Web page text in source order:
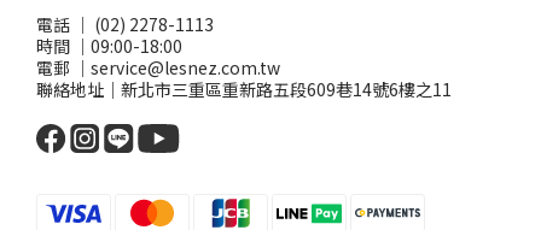
電話 ｜ (02) 2278-1113
時間 ｜09:00-18:00
電郵 ｜service@lesnez.com.tw
聯絡地址｜新北市三重區重新路五段609巷14號6樓之11